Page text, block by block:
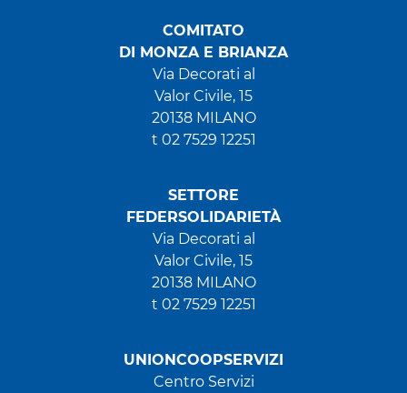
COMITATO
DI MONZA E BRIANZA
Via Decorati al
Valor Civile, 15
20138 MILANO
t 02 7529 12251
SETTORE
FEDERSOLIDARIETÀ
Via Decorati al
Valor Civile, 15
20138 MILANO
t 02 7529 12251
UNIONCOOPSERVIZI
Centro Servizi